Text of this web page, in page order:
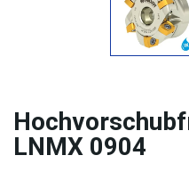
LNMX 0904